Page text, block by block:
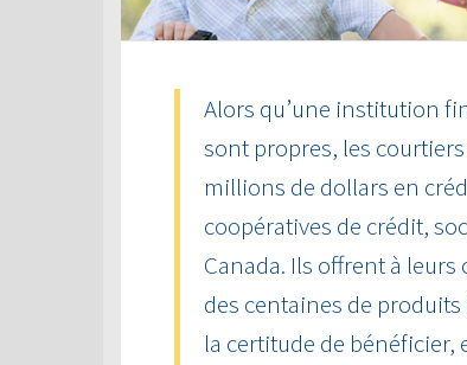
Alors qu’une institution
sont propres, les
millions de dollars en
coopératives de crédit,
Canada. Ils offrent à
des centaines de
la certitude de